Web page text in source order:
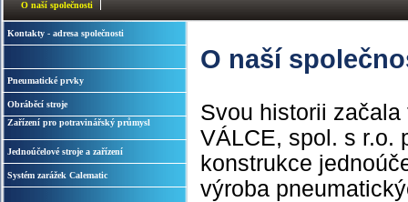
O naší společnosti
Kontakty - adresa společnosti
Pneumatické prvky
Obráběcí stroje
Zařízení pro potravinářský průmysl
Jednoúčelové stroje a zařízení
Systém zarážek Calematic
O naší
Svou historii začala
VÁLCE, spol. s r.o.
konstrukce
výroba